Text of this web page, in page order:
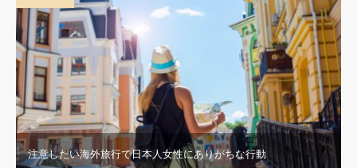
注意したい海外旅行で日本人女性にありがちな行動